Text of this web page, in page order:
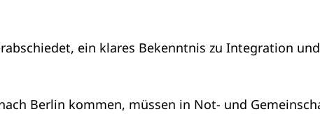
ein klares Bekenntnis zu Integration
Berlin kommen, müssen in Not- und